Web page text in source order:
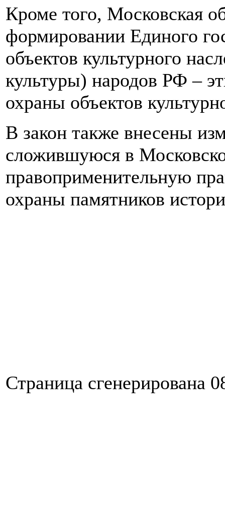
Кроме того, Московская
формировании Единого
объектов культурного
культуры) народов РФ –
охраны объектов
В закон также внесены
сложившуюся в
правоприменительную
охраны памятников
Страница сгенерирована